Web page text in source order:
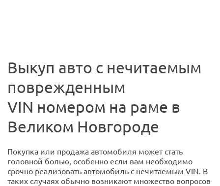
Выкуп авто с нечитаемым
поврежденным
VIN номером на раме в
Великом Новгороде
Покупка или продажа автомобиля может стать
головной болью, особенно если вам необходимо
срочно реализовать автомобиль с нечитаемым VIN. В
таких случаях обычно возникают множество вопросов